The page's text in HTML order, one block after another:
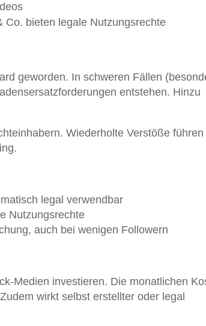
Co. bieten legale Nutzungsrechte
geworden. In schweren Fällen
entstehen. Hinzu
Wiederholte Verstöße führen
legal verwendbar
Nutzungsrechte
auch bei wenigen Followern
Medien investieren. Die monatlichen
wirkt selbst erstellter oder legal